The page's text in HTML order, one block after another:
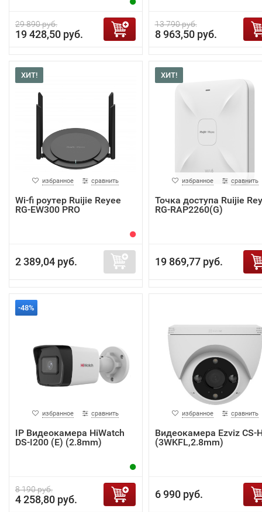
29 890 руб.
19 428,50 руб.
13 790 руб.
8 963,50 руб.
ХИТ!
избранное сравнить
Wi-fi роутер Ruijie Reyee
RG-EW300 PRO
2 389,04 руб.
ХИТ!
избранное сравнить
Точка доступа Ruijie
RG-RAP2260(G)
19 869,77 руб.
-48%
избранное сравнить
IP Видеокамера HiWatch
DS-I200 (E) (2.8mm)
8 190 руб.
4 258,80 руб.
избранное сравнить
Видеокамера Ezviz CS-
(3WKFL,2.8mm)
6 990 руб.